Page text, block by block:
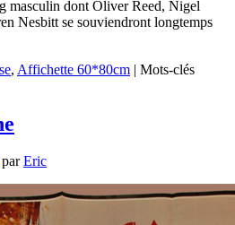
masculin dont Oliver Reed, Nigel
Nesbitt se souviendront longtemps
, Affichette 60*80cm | Mots-clés
parEric